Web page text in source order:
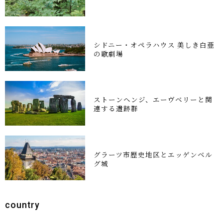
シドニー・オペラハウス 美しき白亜
の歌劇場
ストーンヘンジ、エーヴベリーと関
連する遺跡群
グラーツ市歴史地区とエッゲンベル
グ城
country